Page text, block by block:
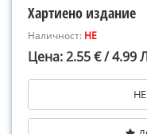
Хартиено издание
Наличност: НЕ
Цена: 2.55 € / 4.99